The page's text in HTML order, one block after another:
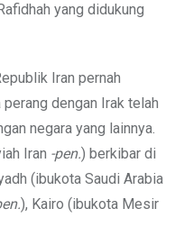
yang didukung
Iran pernah
dengan Irak telah
negara yang lainnya.
Iran -pen.) berkibar di
(ibukota Saudi Arabia
), Kairo (ibukota Mesir